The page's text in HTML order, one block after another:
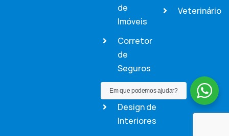
de
Imóveis
Corretor
de
Seguros
Dentista
Design de
Interiores
Veterinário
Em que podemos ajudar?